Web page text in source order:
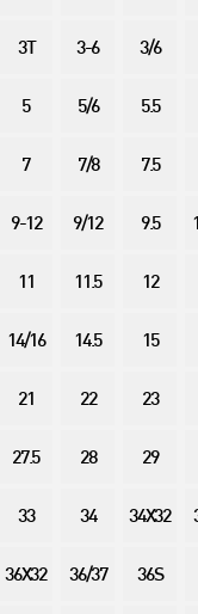
3T 3-6 3/6
5 5/6 5.5
7 7/8 7.5
9-12 9/12 9.5
11 11.5 12
14/16 14.5 15
21 22 23
27.5 28 29
33 34 34X32
36X32 36/37 36S